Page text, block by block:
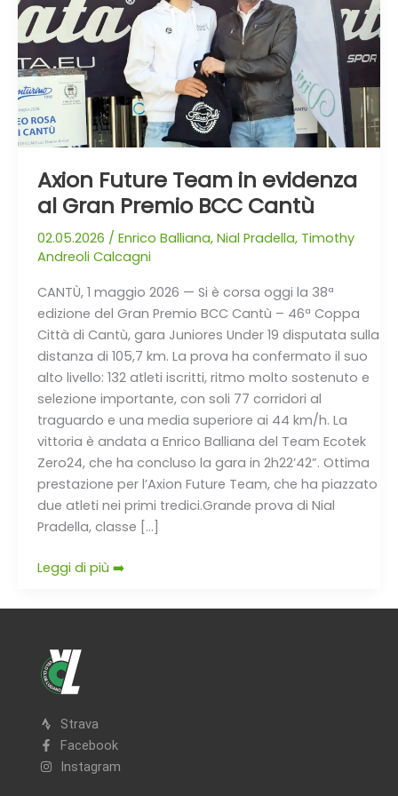
Axion Future Team in evidenza
al Gran Premio BCC Cantù
02.05.2026 / Enrico Balliana, Nial Pradella, Timothy
Andreoli Calcagni
CANTÙ, 1 maggio 2026 — Si è corsa oggi la 38ª
edizione del Gran Premio BCC Cantù – 46ª Coppa
Città di Cantù, gara Juniores Under 19 disputata sulla
distanza di 105,7 km. La prova ha confermato il suo
alto livello: 132 atleti iscritti, ritmo molto sostenuto e
selezione importante, con soli 77 corridori al
traguardo e una media superiore ai 44 km/h. La
vittoria è andata a Enrico Balliana del Team Ecotek
Zero24, che ha concluso la gara in 2h22’42”. Ottima
prestazione per l’Axion Future Team, che ha piazzato
due atleti nei primi tredici.Grande prova di Nial
Pradella, classe […]
evidenza
al
Gran
Premio
BCC
Cantù
Leggi di più ➡️
Strava
Facebook
Instagram